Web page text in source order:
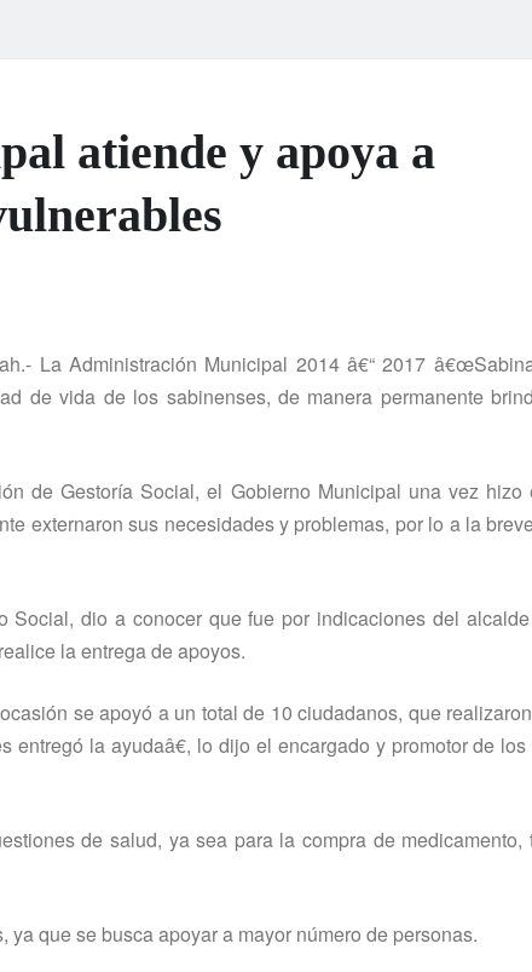
atiende y apoya a
La Administración Municipal 2014 â€“ 2017
de vida de los sabinenses, de manera permanente
de Gestorí­a Social, el Gobierno Municipal una vez hizo
externaron sus necesidades y problemas, por lo a la
Social, dio a conocer que fue por indicaciones del
la entrega de apoyos.
se apoyó a un total de 10 ciudadanos, que
la ayudaâ€, lo dijo el encargado y promotor de
de salud, ya sea para la compra de medicamento,
que se busca apoyar a mayor número de personas.